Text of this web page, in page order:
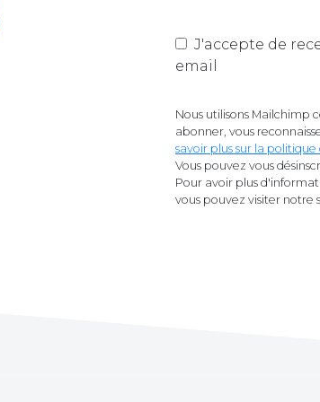
J'accepte de recevoir les actualités du site
email
Nous utilisons Mailchimp
abonner, vous
savoir plus sur la
Vous pouvez vous
Pour avoir plus
vous pouvez visiter notre